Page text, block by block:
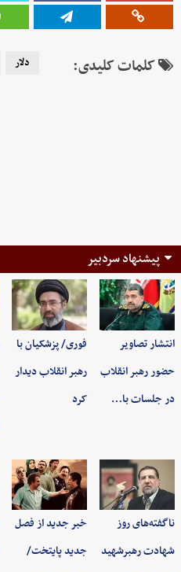
کلمات کلیدی: دلار
پیشنهاد سردبیر
انتشار تصاویر
حضور رهبر انقلاب
در جلسات با…
فوری/ پزشکیان با
رهبر انقلاب دیدار
کرد
ناگفته‌های روز
شهادت رهبرشهید
خبر جدید از فصل
جدید پایتخت/